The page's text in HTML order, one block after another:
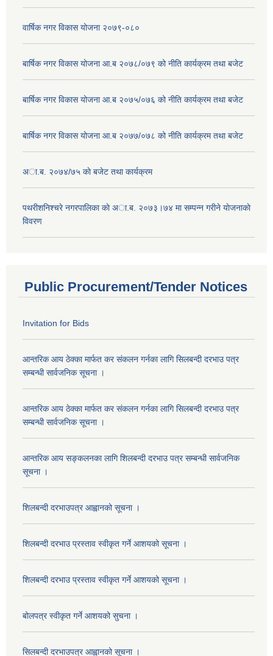
वार्षिक नगर विकास योजना २०७९-०८०
बार्षिक नगर विकास योजना आ.ब २०७८/०७९ को नीति कार्यक्रम तथा बजेट
बार्षिक नगर विकास योजना आ.ब २०७५/०७६ को नीति कार्यक्रम तथा बजेट
बार्षिक नगर विकास योजना आ.ब २०७७/०७८ को नीति कार्यक्रम तथा बजेट
अा.ब. २०७४/७५ काे बजेट तथा कार्यक्रम
पथरीशनिश्चरे नगरपालिका काे अा.ब. २०७३।७४ मा सम्पन्न गरीने याेजनाकाे
विवरण
Public Procurement/Tender Notices
Invitation for Bids
आन्तरिक आय ठेक्का मार्फत कर संकलन गर्नका लागि सिलबन्दी दरभाउ पत्र
सम्बन्धी सार्वजनिक सूचना ।
आन्तरिक आय ठेक्का मार्फत कर संकलन गर्नका लागि सिलबन्दी दरभाउ पत्र
सम्बन्धी सार्वजनिक सूचना ।
आन्तरिक आय सङ्कलनका लागि शिलबन्दी दरभाउ पत्र सम्बन्धी सार्वजनिक
सूचना ।
शिलबन्दी दरभाउपत्र आह्वानको सूचना ।
शिलबन्दी दरभाउ प्रस्ताव स्वीकृत गर्ने आशयको सूचना ।
शिलबन्दी दरभाउ प्रस्ताव स्वीकृत गर्ने आशयको सूचना ।
बोलपत्र स्वीकृत गर्ने आशयको सुचना ।
सिलबन्दी दरभाउपत्र आह्वानको सूचना ।